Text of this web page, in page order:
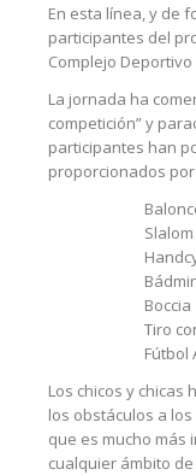
En esta línea, y de
participantes del
Complejo Deportivo
La jornada ha
competición” y
participantes han
proporcionados
Slalom
Boccia
Tiro
Fútbol
Los chicos y
los obstáculos a
que es mucho más
cualquier ámbito